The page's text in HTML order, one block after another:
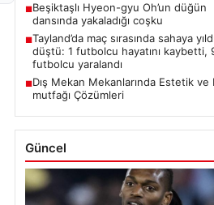
■Beşiktaşlı Hyeon-gyu Oh’un düğün
dansında yakaladığı coşku
■Tayland’da maç sırasında sahaya
düştü: 1 futbolcu hayatını kaybetti,
futbolcu yaralandı
■Dış Mekan Mekanlarında Estetik ve
mutfağı Çözümleri
Güncel